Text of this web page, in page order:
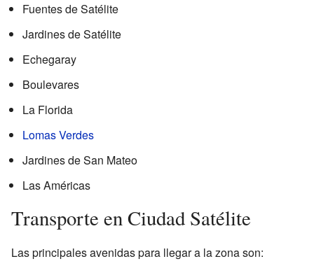
Fuentes de Satélite
Jardines de Satélite
Echegaray
Boulevares
La Florida
Lomas Verdes
Jardines de San Mateo
Las Américas
Transporte en Ciudad Satélite
Las principales avenidas para llegar a la zona son: